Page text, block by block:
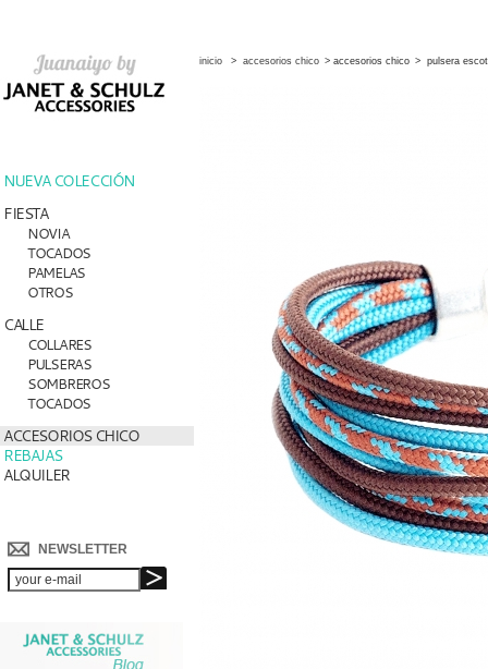
NUEVA COLECCIÓN
FIESTA
NOVIA
TOCADOS
PAMELAS
OTROS
CALLE
COLLARES
PULSERAS
SOMBREROS
TOCADOS
ACCESORIOS CHICO
REBAJAS
ALQUILER
NEWSLETTER
inicio > accesorios chico > accesorios chico > pulsera